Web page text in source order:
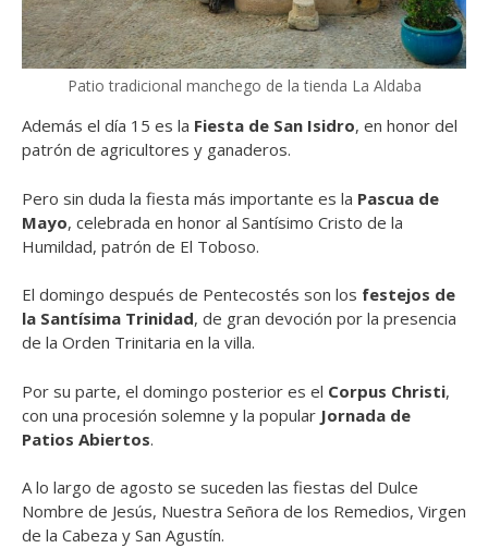
Patio tradicional manchego de la tienda La Aldaba
Además el día 15 es la Fiesta de San Isidro, en honor del
patrón de agricultores y ganaderos.
Pero sin duda la fiesta más importante es la Pascua de
Mayo, celebrada en honor al Santísimo Cristo de la
Humildad, patrón de El Toboso.
El domingo después de Pentecostés son los festejos de
la Santísima Trinidad, de gran devoción por la presencia
de la Orden Trinitaria en la villa.
Por su parte, el domingo posterior es el Corpus Christi,
con una procesión solemne y la popular Jornada de
Patios Abiertos.
A lo largo de agosto se suceden las fiestas del Dulce
Nombre de Jesús, Nuestra Señora de los Remedios, Virgen
de la Cabeza y San Agustín.